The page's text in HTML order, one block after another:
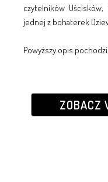
czytelników
jednej z bohaterek
Powyższy opis
ZOBACZ